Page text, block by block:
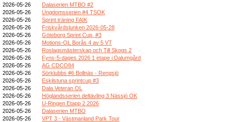
2026-05-26
Dalaserien MTBO #2
2026-05-26
Ungdomsserien #4 TSOK
2026-05-26
Sprint träning FAIK
2026-05-26
Friskvårdslunken 2026-05-28
2026-05-26
Göteborg Sprint Cup, #3
2026-05-26
Motions-OL Borås 4 av 5 VT
2026-05-26
Roslagsmästerskap och Till Skogs 2
2026-05-26
Fyns-5-dages 2026 1 etape i Dalumgård
2026-05-26
AG CDCO84
2026-05-26
Sörklubbs #6 Bollnäs - Rengsjö
2026-05-26
Eskilstuna sprintcup #3
2026-05-26
Dala Veteran OL
2026-05-26
Höglandsserien deltävling 3 Nässjö OK
2026-05-26
U-Ringen Etapp 2 2026
2026-05-26
Dalaserien MTBO
2026-05-26
VPT 3 - Västmanland Park Tour